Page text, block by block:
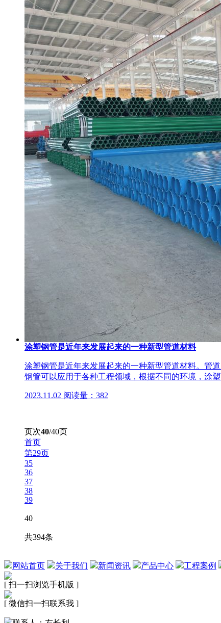
涂塑钢管是近年来发展起来的一种新型管道材料
涂塑钢管是近年来发展起来的一种新型管道材料。管
钢管可以应用于各种工程领域，根据不同的环境，涂
2023.11.02 阅读量：382
页次40/40页
首页
第29页
35
36
37
38
39
40
共394条
网站首页 关于我们 新闻资讯 产品中心 工程案例
[ 扫一扫浏览手机版 ]
[ 微信扫一扫联系我 ]